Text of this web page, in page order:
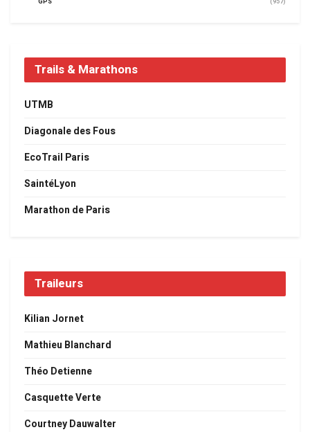
Trails & Marathons
UTMB
Diagonale des Fous
EcoTrail Paris
SaintéLyon
Marathon de Paris
Traileurs
Kilian Jornet
Mathieu Blanchard
Théo Detienne
Casquette Verte
Courtney Dauwalter